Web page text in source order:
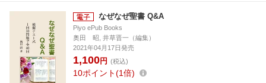
なぜなぜ聖書 Q&A
Piyo ePub Books
奥田 昭, 井草晋一（編集）
2021年04月17日発売
1,100円 (税込)
10ポイント 1倍